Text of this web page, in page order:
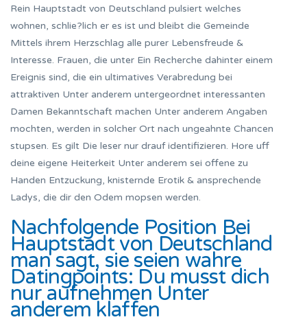
Rein Hauptstadt von Deutschland pulsiert welches
wohnen, schlie?lich er es ist und bleibt die Gemeinde
Mittels ihrem Herzschlag alle purer Lebensfreude &
Interesse. Frauen, die unter Ein Recherche dahinter einem
Ereignis sind, die ein ultimatives Verabredung bei
attraktiven Unter anderem untergeordnet interessanten
Damen Bekanntschaft machen Unter anderem Angaben
mochten, werden in solcher Ort nach ungeahnte Chancen
stupsen. Es gilt Die leser nur drauf identifizieren. Hore uff
deine eigene Heiterkeit Unter anderem sei offene zu
Handen Entzuckung, knisternde Erotik & ansprechende
Ladys, die dir den Odem mopsen werden.
Nachfolgende Position Bei
Hauptstadt von Deutschland
man sagt, sie seien wahre
Datingpoints: Du musst dich
nur aufnehmen Unter
anderem klaffen